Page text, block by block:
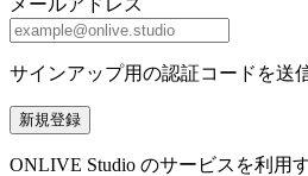
サインアップ用の認証コードを送
新規登録
ONLIVE Studio のサービスを利用